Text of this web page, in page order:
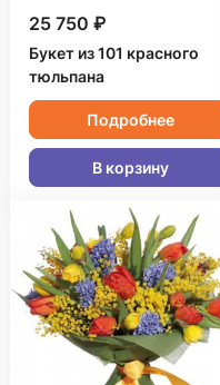
25 750 ₽
Букет из 101 красного
тюльпана
Подробнее
В корзину